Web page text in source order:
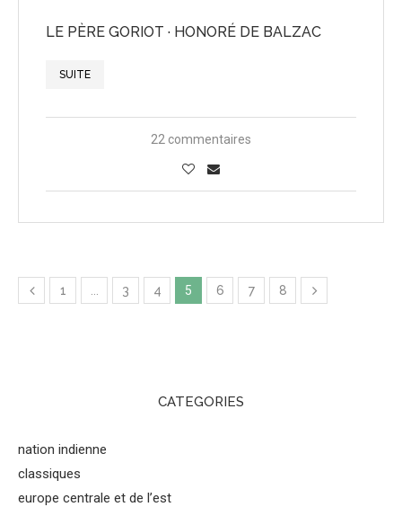
LE PÈRE GORIOT · HONORÉ DE BALZAC
SUITE
22 commentaires
1 3 4 5 6 7 8
CATEGORIES
nation indienne
classiques
europe centrale et de l’est